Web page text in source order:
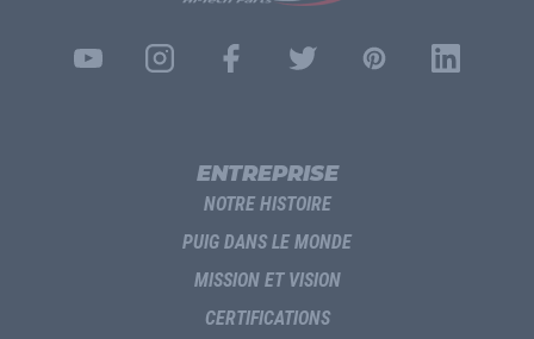
ENTREPRISE
NOTRE HISTOIRE
PUIG DANS LE MONDE
MISSION ET VISION
CERTIFICATIONS